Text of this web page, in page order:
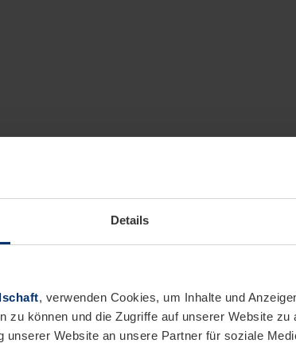
Details
, verwenden Cookies, um Inhalte und
zu können und die Zugriffe auf unserer Website zu
unserer Website an unsere Partner für soziale